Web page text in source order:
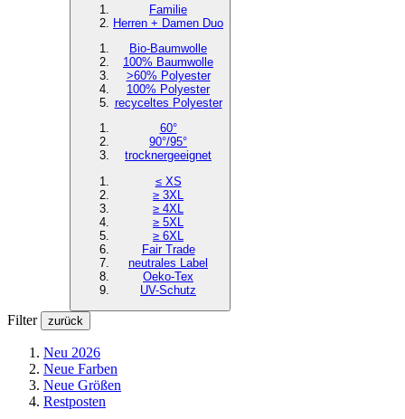
Familie
Herren + Damen Duo
Bio-Baumwolle
100% Baumwolle
>60% Polyester
100% Polyester
recyceltes Polyester
60°
90°/95°
trocknergeeignet
≤ XS
≥ 3XL
≥ 4XL
≥ 5XL
≥ 6XL
Fair Trade
neutrales Label
Oeko-Tex
UV-Schutz
Filter zurück
Neu 2026
Neue Farben
Neue Größen
Restposten